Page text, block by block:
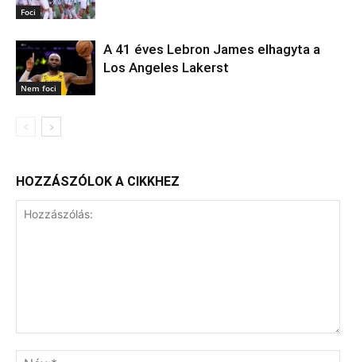
Foci
Nem foci
A 41 éves Lebron James elhagyta a
Los Angeles Lakerst
HOZZÁSZÓLOK A CIKKHEZ